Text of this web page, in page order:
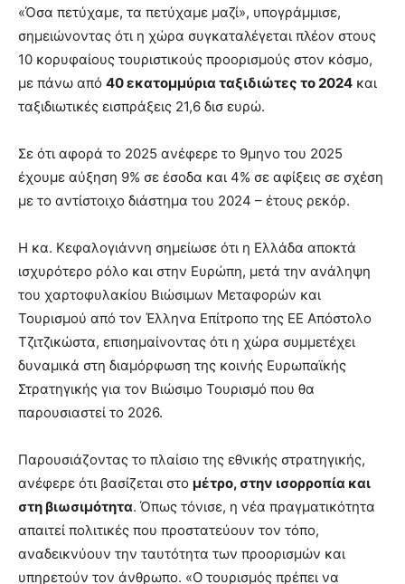
«Όσα πετύχαμε, τα πετύχαμε μαζί», υπογράμμισε,
σημειώνοντας ότι η χώρα συγκαταλέγεται πλέον στους
10 κορυφαίους τουριστικούς προορισμούς στον κόσμο,
με πάνω από 40 εκατομμύρια ταξιδιώτες το 2024 και
ταξιδιωτικές εισπράξεις 21,6 δισ ευρώ.
Σε ότι αφορά το 2025 ανέφερε το 9μηνο του 2025
έχουμε αύξηση 9% σε έσοδα και 4% σε αφίξεις σε σχέση
με το αντίστοιχο διάστημα του 2024 – έτους ρεκόρ.
Η κα. Κεφαλογιάννη σημείωσε ότι η Ελλάδα αποκτά
ισχυρότερο ρόλο και στην Ευρώπη, μετά την ανάληψη
του χαρτοφυλακίου Βιώσιμων Μεταφορών και
Τουρισμού από τον Έλληνα Επίτροπο της ΕΕ Απόστολο
Τζιτζικώστα, επισημαίνοντας ότι η χώρα συμμετέχει
δυναμικά στη διαμόρφωση της κοινής Ευρωπαϊκής
Στρατηγικής για τον Βιώσιμο Τουρισμό που θα
παρουσιαστεί το 2026.
Παρουσιάζοντας το πλαίσιο της εθνικής στρατηγικής,
ανέφερε ότι βασίζεται στο μέτρο, στην ισορροπία και
στη βιωσιμότητα. Όπως τόνισε, η νέα πραγματικότητα
απαιτεί πολιτικές που προστατεύουν τον τόπο,
αναδεικνύουν την ταυτότητα των προορισμών και
υπηρετούν τον άνθρωπο. «Ο τουρισμός πρέπει να